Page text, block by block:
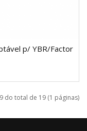
p/ YBR/Factor
do total de 19 (1 páginas)